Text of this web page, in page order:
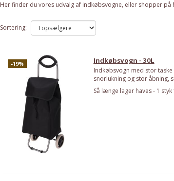
Her finder du vores udvalg af indkøbsvogne, eller shopper på
Sortering:
-19% Indkøbsvogn - 30L
Indkøbsvogn med stor
snorlukning og stor åbning,
Så længe lager haves - 1 styk